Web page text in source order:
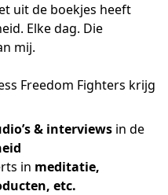
uit de boekjes heeft
Elke dag. Die
mij.
Freedom Fighters krijg
& interviews in de
in meditatie,
etc.